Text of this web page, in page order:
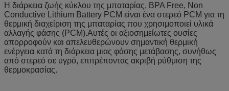
Η διάρκεια ζωής κύκλου της μπαταρίας, BPA Free, Non
Conductive Lithium Battery PCM είναι ένα στερεό PCM για τη
θερμική διαχείριση της μπαταρίας που χρησιμοποιεί υλικά
αλλαγής φάσης (PCM).Αυτές οι αξιοσημείωτες ουσίες
απορροφούν και απελευθερώνουν σημαντική θερμική
ενέργεια κατά τη διάρκεια μιας φάσης μετάβασης, συνήθως
από στερεό σε υγρό, επιτρέποντας ακριβή ρύθμιση της
θερμοκρασίας.